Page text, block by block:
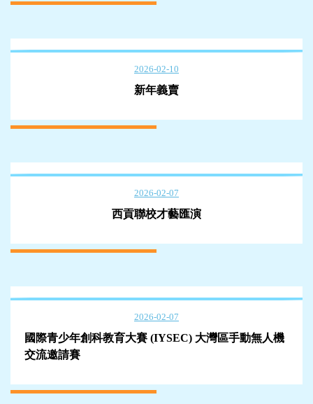
2026-02-10
新年義賣
2026-02-07
西貢聯校才藝匯演
2026-02-07
國際青少年創科教育大賽 (IYSEC) 大灣區手動無人機
交流邀請賽